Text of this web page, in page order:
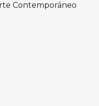
Contemporáneo